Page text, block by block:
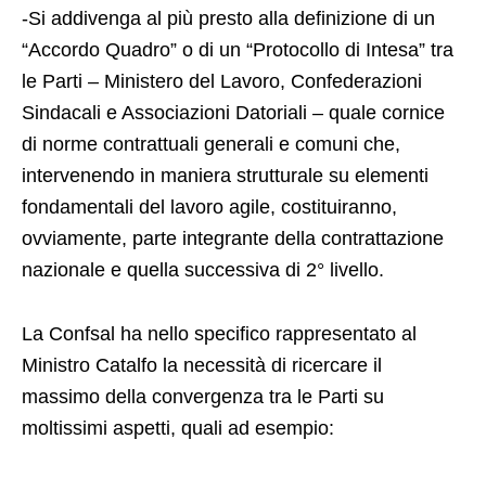
-Si addivenga al più presto alla definizione di un
“Accordo Quadro” o di un “Protocollo di Intesa” tra
le Parti – Ministero del Lavoro, Confederazioni
Sindacali e Associazioni Datoriali – quale cornice
di norme contrattuali generali e comuni che,
intervenendo in maniera strutturale su elementi
fondamentali del lavoro agile, costituiranno,
ovviamente, parte integrante della contrattazione
nazionale e quella successiva di 2° livello.
La Confsal ha nello specifico rappresentato al
Ministro Catalfo la necessità di ricercare il
massimo della convergenza tra le Parti su
moltissimi aspetti, quali ad esempio: